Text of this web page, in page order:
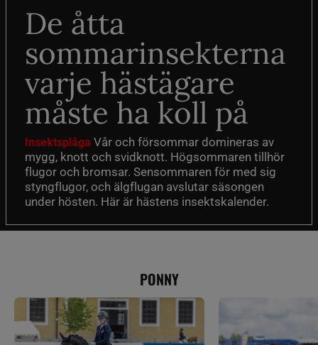
De åtta
sommarinsekterna
varje hästägare
måste ha koll på
Insektsplåga Vår och försommar domineras av
mygg, knott och svidknott. Högsommaren tillhör
flugor och bromsar. Sensommaren för med sig
styngflugor, och älgflugan avslutar säsongen
under hösten. Här är hästens insektskalender.
PONNY